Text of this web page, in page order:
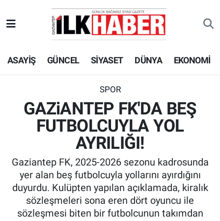
ASAYİŞ GÜNCEL SİYASET DÜNYA EKONOMİ
SPOR
GAZiANTEP FK'DA BEŞ
FUTBOLCUYLA YOL
AYRILIĞI!
Gaziantep FK, 2025-2026 sezonu kadrosunda
yer alan beş futbolcuyla yollarını ayırdığını
duyurdu. Kulüpten yapılan açıklamada, kiralık
sözleşmeleri sona eren dört oyuncu ile
sözleşmesi biten bir futbolcunun takımdan
EKONOMİ
SİYASET
SPOR
ASAYİŞ
EĞİTİM
KÜLTÜR - SANAT
Beyoğlu Hava Durumu
Beyoğlu Trafik Yoğunluk Haritası
Süper Lig Puan Durumu ve Fikstür
Tüm Manşetler
Son Dakika Haberleri
Haber Arşivi